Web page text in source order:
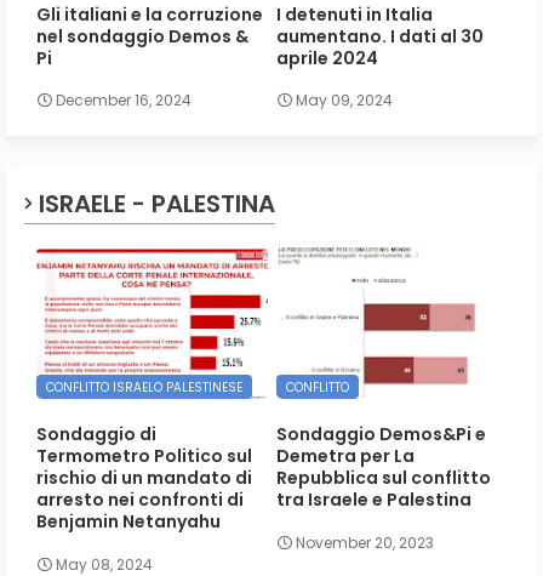
Gli italiani e la corruzione
nel sondaggio Demos &
Pi
December 16, 2024
I detenuti in Italia
aumentano. I dati al 30
aprile 2024
May 09, 2024
ISRAELE - PALESTINA
CONFLITTO ISRAELO PALESTINESE
Sondaggio di
Termometro Politico sul
rischio di un mandato di
arresto nei confronti di
Benjamin Netanyahu
May 08, 2024
CONFLITTO
Sondaggio Demos&Pi e
Demetra per La
Repubblica sul conflitto
tra Israele e Palestina
November 20, 2023